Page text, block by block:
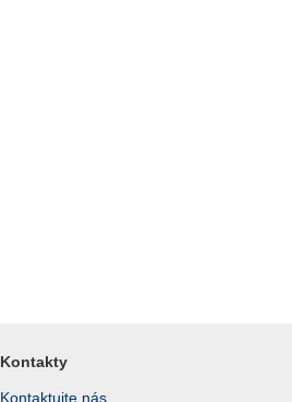
Kontakty
Kontaktujte nás